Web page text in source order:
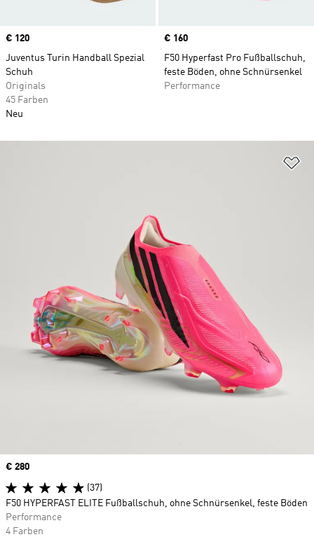
Price
€ 120
Juventus Turin Handball Spezial
Schuh
Originals
45 Farben
Neu
Price
€ 160
F50 Hyperfast Pro Fußballschuh,
feste Böden, ohne Schnürsenkel
Performance
Price
€ 280
(37)
F50 HYPERFAST ELITE Fußballschuh, ohne Schnürsenkel, feste Böden
Performance
4 Farben